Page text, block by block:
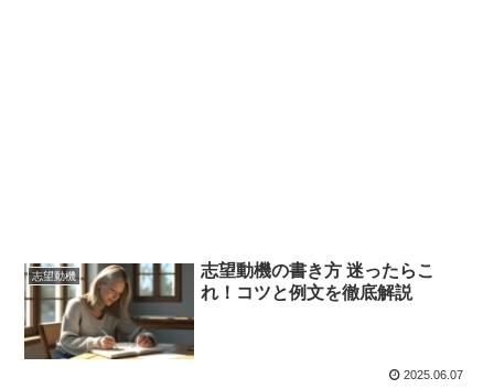
志望動機
志望動機の書き方 迷ったらこ
れ！コツと例文を徹底解説
2025.06.07